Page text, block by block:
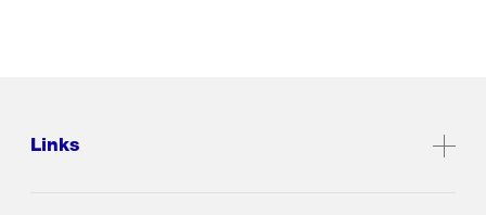
Links